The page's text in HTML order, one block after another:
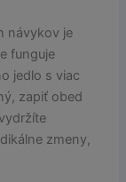
návykov je
funguje
jedlo s viac
zapiť obed
zmeny,